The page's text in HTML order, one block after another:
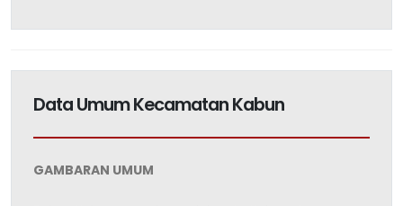
Data Umum Kecamatan Kabun
GAMBARAN UMUM